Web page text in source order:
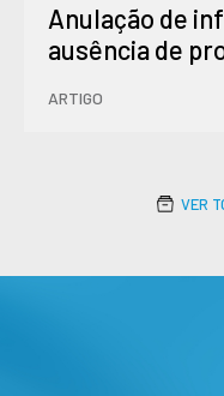
Anulação de
ausência de
ARTIGO
VER